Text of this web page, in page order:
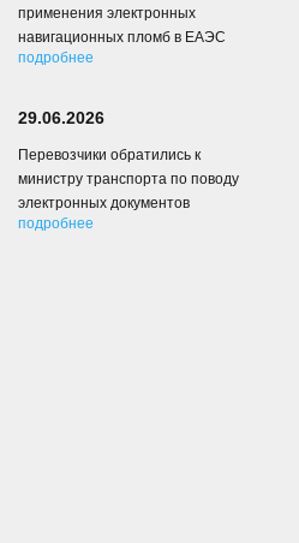
применения электронных
навигационных пломб в ЕАЭС
подробнее
29.06.2026
Перевозчики обратились к
министру транспорта по поводу
электронных документов
подробнее